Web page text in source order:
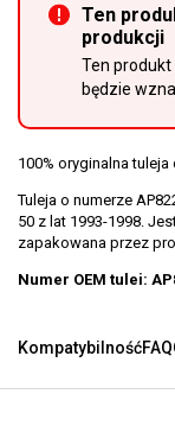
Ten
produkcji
Ten produkt
będzie
100% oryginalna
Tuleja o numerze
50 z lat 1993-1998.
zapakowana przez
Numer OEM tulei:
KompatybilnośćFAQ